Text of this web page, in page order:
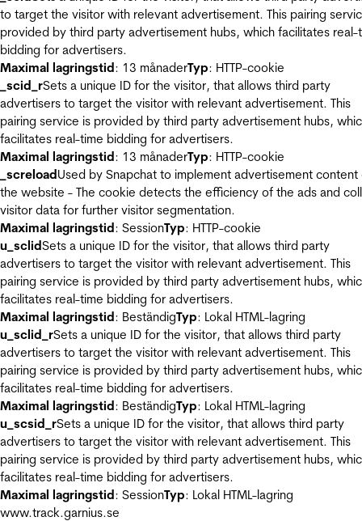
to target the visitor with relevant advertisement. This pairing
provided by third party advertisement hubs, which facilitates real-
bidding for advertisers.
Maximal lagringstid: 13 månaderTyp: HTTP-cookie
_scid_rSets a unique ID for the visitor, that allows third party
advertisers to target the visitor with relevant advertisement. This
pairing service is provided by third party advertisement hubs,
facilitates real-time bidding for advertisers.
Maximal lagringstid: 13 månaderTyp: HTTP-cookie
_screloadUsed by Snapchat to implement advertisement content
the website - The cookie detects the efficiency of the ads and
visitor data for further visitor segmentation.
Maximal lagringstid: SessionTyp: HTTP-cookie
u_sclidSets a unique ID for the visitor, that allows third party
advertisers to target the visitor with relevant advertisement. This
pairing service is provided by third party advertisement hubs,
facilitates real-time bidding for advertisers.
Maximal lagringstid: BeständigTyp: Lokal HTML-lagring
u_sclid_rSets a unique ID for the visitor, that allows third party
advertisers to target the visitor with relevant advertisement. This
pairing service is provided by third party advertisement hubs,
facilitates real-time bidding for advertisers.
Maximal lagringstid: BeständigTyp: Lokal HTML-lagring
u_scsid_rSets a unique ID for the visitor, that allows third party
advertisers to target the visitor with relevant advertisement. This
pairing service is provided by third party advertisement hubs,
facilitates real-time bidding for advertisers.
Maximal lagringstid: SessionTyp: Lokal HTML-lagring
www.track.garnius.se